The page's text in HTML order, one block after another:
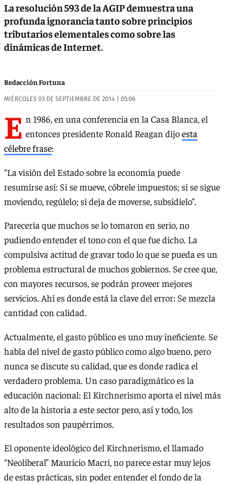
La resolución 593 de la AGIP demuestra una
profunda ignorancia tanto sobre principios
tributarios elementales como sobre las
dinámicas de Internet.
Redacción Fortuna
MIÉRCOLES 03 DE SEPTIEMBRE DE 2014 | 05:06
E n 1986, en una conferencia en la Casa Blanca, el
entonces presidente Ronald Reagan dijoesta
célebre frase:
“La visión del Estado sobre la economía puede
resumirse así: Si se mueve, cóbrele impuestos; si se sigue
moviendo, regúlelo; si deja de moverse, subsídielo”.
Parecería que muchos se lo tomaron en serio, no
pudiendo entender el tono con el que fue dicho. La
compulsiva actitud de gravar todo lo que se pueda es un
problema estructural de muchos gobiernos. Se cree que,
con mayores recursos, se podrán proveer mejores
servicios. Ahí es donde está la clave del error: Se mezcla
cantidad con calidad.
Actualmente, el gasto público es uno muy ineficiente. Se
habla del nivel de gasto público como algo bueno, pero
nunca se discute su calidad, que es donde radica el
verdadero problema. Un caso paradigmático es la
educación nacional: El Kirchnerismo aporta el nivel más
alto de la historia a este sector pero, así y todo, los
resultados son paupérrimos.
El oponente ideológico del Kirchnerismo, el llamado
“Neoliberal” Mauricio Macri, no parece estar muy lejos
de estas prácticas, sin poder entender el fondo de la